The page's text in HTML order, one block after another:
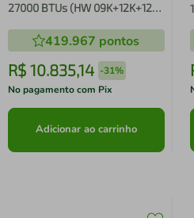
27000 BTUs (HW 09K+12K+12K)
R410A (38MBMTA27M5)
419.967 pontos
R$ 10.835,14 -31%
No pagamento com Pix
Adicionar ao carrinho